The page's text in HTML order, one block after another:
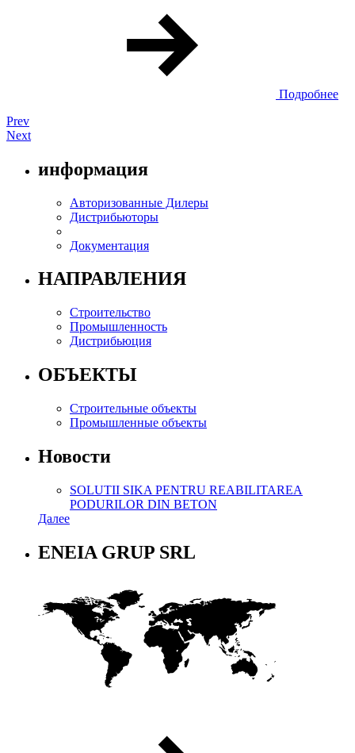
Подробнее
Prev
Next
информация
Aвторизованные Дилеры
Дистрибьюторы
Документация
НАПРАВЛЕНИЯ
Cтроительство
Промышленность
Дистрибьюция
ОБЪЕКТЫ
Строительные объекты
Промышленные объекты
Новости
SOLUTII SIKA PENTRU REABILITAREA
PODURILOR DIN BETON
Далее
ENEIA GRUP SRL